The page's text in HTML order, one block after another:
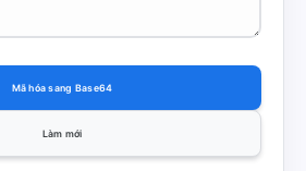
Mã hóa sang Base64
Làm mới